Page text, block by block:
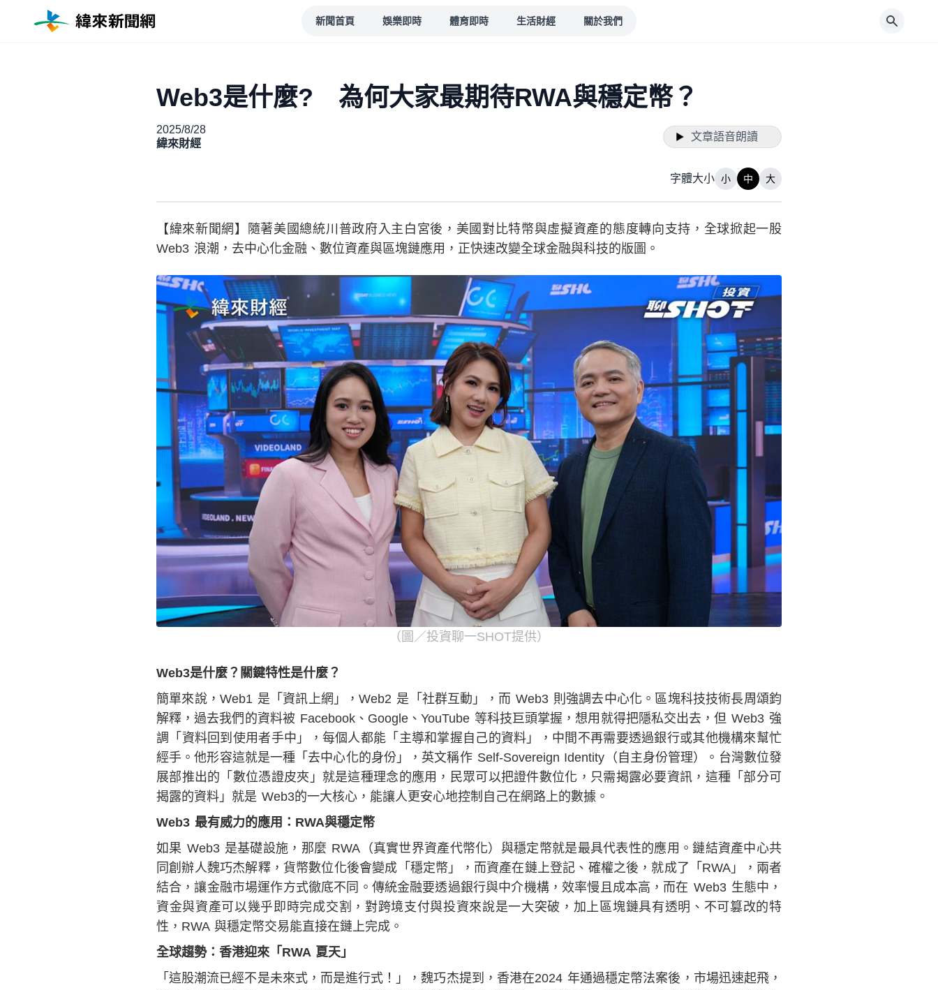
新聞首頁 娛樂即時 體育即時 生活財經 關於我們
Web3是什麼? 為何大家最期待RWA與穩定幣？
2025/8/28
緯來財經
文章語音朗讀
字體大小 小 中 大
【緯來新聞網】隨著美國總統川普政府入主白宮後，美國對比特幣與虛擬資產的態度轉向支持，全球掀起一股
Web3 浪潮，去中心化金融、數位資產與區塊鏈應用，正快速改變全球金融與科技的版圖。
（圖／投資聊一SHOT提供）
Web3是什麼？關鍵特性是什麼？
簡單來說，Web1 是「資訊上網」，Web2 是「社群互動」，而 Web3 則強調去中心化。區塊科技技術長周頌鈞
解釋，過去我們的資料被 Facebook、Google、YouTube 等科技巨頭掌握，想用就得把隱私交出去，但 Web3 強
調「資料回到使用者手中」，每個人都能「主導和掌握自己的資料」，中間不再需要透過銀行或其他機構來幫忙
經手。他形容這就是一種「去中心化的身份」，英文稱作 Self-Sovereign Identity（自主身份管理）。台灣數位發
展部推出的「數位憑證皮夾」就是這種理念的應用，民眾可以把證件數位化，只需揭露必要資訊，這種「部分可
揭露的資料」就是 Web3的一大核心，能讓人更安心地控制自己在網路上的數據。
Web3 最有威力的應用：RWA與穩定幣
如果 Web3 是基礎設施，那麼 RWA（真實世界資產代幣化）與穩定幣就是最具代表性的應用。鏈結資產中心共
同創辦人魏巧杰解釋，貨幣數位化後會變成「穩定幣」，而資產在鏈上登記、確權之後，就成了「RWA」，兩者
結合，讓金融市場運作方式徹底不同。傳統金融要透過銀行與中介機構，效率慢且成本高，而在 Web3 生態中，
資金與資產可以幾乎即時完成交割，對跨境支付與投資來說是一大突破，加上區塊鏈具有透明、不可篡改的特
性，RWA 與穩定幣交易能直接在鏈上完成。
全球趨勢：香港迎來「RWA 夏天」
「這股潮流已經不是未來式，而是進行式！」，魏巧杰提到，香港在2024 年通過穩定幣法案後，市場迅速起飛，